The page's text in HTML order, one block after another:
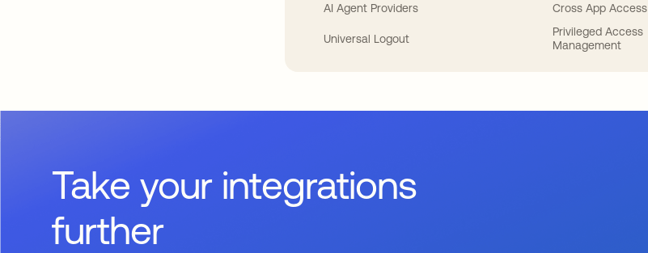
AI Agent Providers
Universal Logout
Cross App Access
Privileged Access
Management
Take your integrations
further